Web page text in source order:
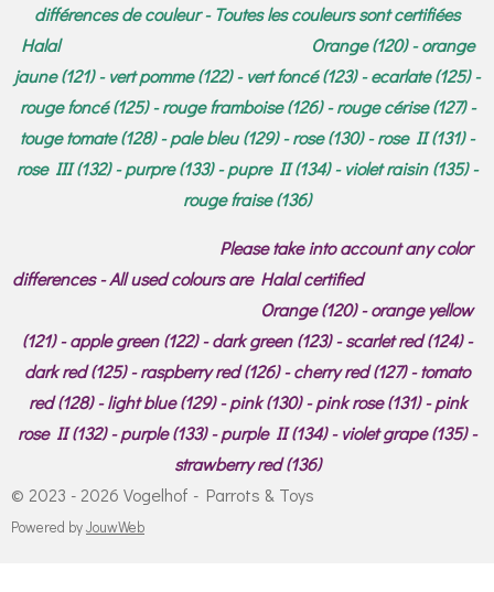
différences de couleur - Toutes les couleurs sont certifiées
Halal Orange (120) - orange
jaune (121) - vert pomme (122) - vert foncé (123) - ecarlate (125) -
rouge foncé (125) - rouge framboise (126) - rouge cérise (127) -
touge tomate (128) - pale bleu (129) - rose (130) - rose II (131) -
rose III (132) - purpre (133) - pupre II (134) - violet raisin (135) -
rouge fraise (136)
Please take into account any color
differences - All used colours are Halal certified
Orange (120) - orange yellow
(121) - apple green (122) - dark green (123) - scarlet red (124) -
dark red (125) - raspberry red (126) - cherry red (127) - tomato
red (128) - light blue (129) - pink (130) - pink rose (131) - pink
rose II (132) - purple (133) - purple II (134) - violet grape (135) -
strawberry red (136)
© 2023 - 2026 Vogelhof - Parrots & Toys
Powered byJouwWeb